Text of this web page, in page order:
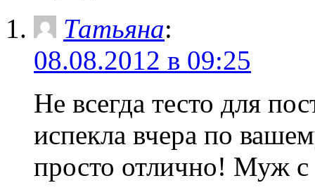
Татьяна:
08.08.2012 в 09:25
Не всегда тесто для
испекла вчера по
просто отлично! Муж с